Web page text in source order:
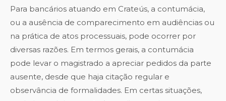
Para bancários atuando em Crateús, a contumácia,
ou a ausência de comparecimento em audiências ou
na prática de atos processuais, pode ocorrer por
diversas razões. Em termos gerais, a contumácia
pode levar o magistrado a apreciar pedidos da parte
ausente, desde que haja citação regular e
observância de formalidades. Em certas situações,